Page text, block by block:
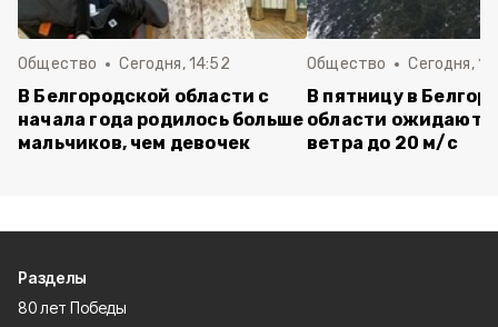
Общество Сегодня, 14:52
В Белгородской области с
начала года родилось больше
мальчиков, чем девочек
Общество Сегодня,
В пятницу в
области
ветра до 20 м/с
Разделы
80 лет Победы